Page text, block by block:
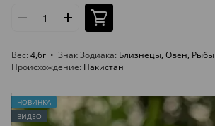
Вес 4,6г Знак Зодиака Близнецы, Овен, Рыбы
Происхождение Пакистан
НОВИНКА
ВИДЕО